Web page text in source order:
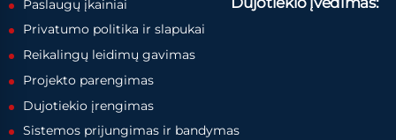
Paslaugų įkainiai
Privatumo politika ir slapukai
Reikalingų leidimų gavimas
Projekto parengimas
Dujotiekio įrengimas
Sistemos prijungimas ir bandymas